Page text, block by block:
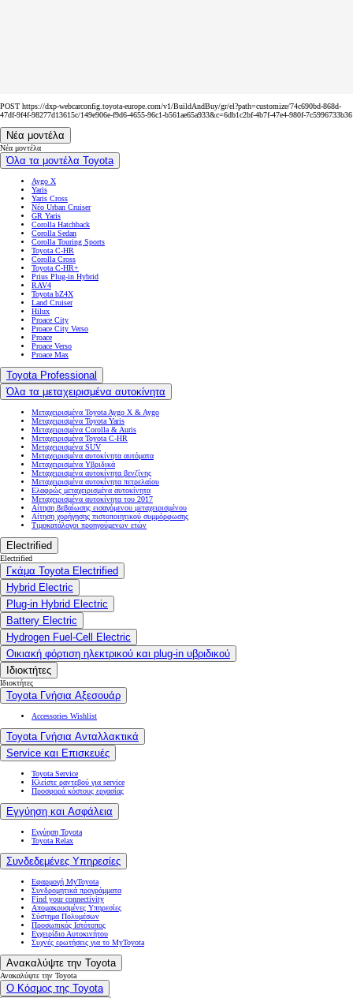
POST https://dxp-webcarconfig.toyota-europe.com/v1/BuildAndBuy/gr/el?path=customize/74c690bd-868d-
47df-9f4f-98277d13615c/149e906e-f9d6-4655-96c1-b561ae65a933&c=6db1c2bf-4b7f-47e4-980f-7c5996733b36
Νέα μοντέλα
Νέα μοντέλα
Όλα τα μοντέλα Toyota
Aygo X
Yaris
Yaris Cross
Νέο Urban Cruiser
GR Yaris
Corolla Hatchback
Corolla Sedan
Corolla Touring Sports
Toyota C-HR
Corolla Cross
Toyota C-HR+
Prius Plug-in Hybrid
RAV4
Toyota bZ4X
Land Cruiser
Hilux
Proace City
Proace City Verso
Proace
Proace Verso
Proace Max
Toyota Professional
Όλα τα μεταχειρισμένα αυτοκίνητα
Μεταχειρισμένα Toyota Aygo X & Aygo
Μεταχειρισμένα Toyota Yaris
Μεταχειρισμένα Corolla & Auris
Μεταχειρισμένα Toyota C-HR
Μεταχειρισμένα SUV
Μεταχειρισμένα αυτοκίνητα αυτόματα
Μεταχειρισμένα Υβριδικά
Μεταχειρισμένα αυτοκίνητα βενζίνης
Μεταχειρισμένα αυτοκίνητα πετρελαίου
Ελαφρώς μεταχειρισμένα αυτοκίνητα
Μεταχειρισμένα αυτοκίνητα του 2017
Αίτηση βεβαίωσης εισαγόμενου μεταχειρισμένου
Αίτηση χορήγησης πιστοποιητικού συμμόρφωσης
Τιμοκατάλογοι προηγούμενων ετών
Electrified
Electrified
Γκάμα Toyota Electrified
Hybrid Electric
Plug-in Hybrid Electric
Battery Electric
Hydrogen Fuel-Cell Electric
Οικιακή φόρτιση ηλεκτρικού και plug-in υβριδικού
Ιδιοκτήτες
Ιδιοκτήτες
Toyota Γνήσια Αξεσουάρ
Accessories Wishlist
Toyota Γνήσια Ανταλλακτικά
Service και Επισκευές
Toyota Service
Κλείστε ραντεβού για service
Προσφορά κόστους εργασίας
Εγγύηση και Ασφάλεια
Εγγύηση Toyota
Toyota Relax
Συνδεδεμένες Υπηρεσίες
Εφαρμογή MyToyota
Συνδρομητικά προγράμματα
Find your connectivity
Απομακρυσμένες Υπηρεσίες
Σύστημα Πολυμέσων
Προσωπικός Ιστότοπος
Εγχειρίδιο Αυτοκινήτου
Συχνές ερωτήσεις για το MyToyota
Ανακαλύψτε την Toyota
Ανακαλύψτε την Toyota
Ο Κόσμος της Toyota